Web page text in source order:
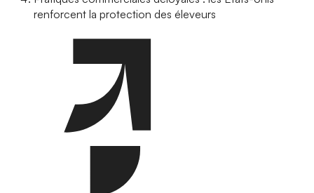
renforcent la protection des éleveurs